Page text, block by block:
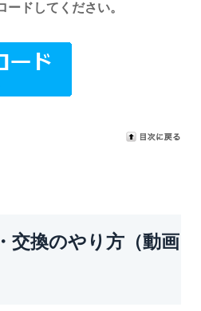
ドしてください。
交換のやり方（動画